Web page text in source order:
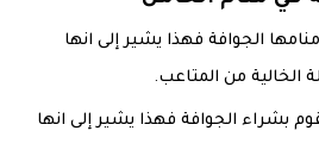
الجوافة فهذا يشير إلى انها
الخالية من المتاعب.
بشراء الجوافة فهذا يشير إلى انها